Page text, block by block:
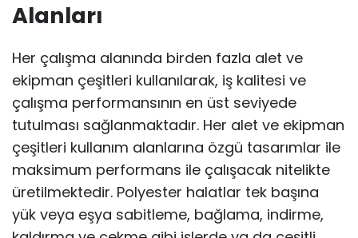
Alanları
Her çalışma alanında birden fazla alet ve
ekipman çeşitleri kullanılarak, iş kalitesi ve
çalışma performansının en üst seviyede
tutulması sağlanmaktadır. Her alet ve ekipman
çeşitleri kullanım alanlarına özgü tasarımlar ile
maksimum performans ile çalışacak nitelikte
üretilmektedir. Polyester halatlar tek başına
yük veya eşya sabitleme, bağlama, indirme,